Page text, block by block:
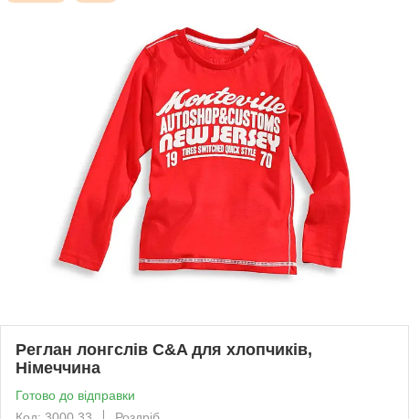
Реглан лонгслів C&A для хлопчиків,
Німеччина
Готово до відправки